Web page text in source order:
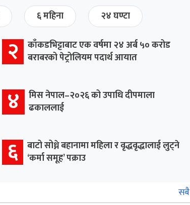
६ महिना २४ घण्टा
२ काँकडभिट्टाबाट एक वर्षमा २४ अर्ब ५० करोड
बराबरको पेट्रोलियम पदार्थ आयात
४ मिस नेपाल–२०२६ को उपाधि दीपमाला
ढकाललाई
६ बाटो सोध्ने बहानामा महिला र वृद्धवृद्धालाई लुट्ने
‘कर्मा समूह’ पक्राउ
सबै